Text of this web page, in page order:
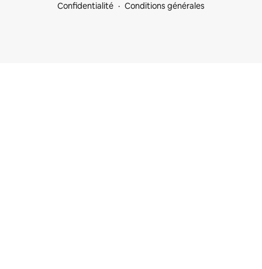
Confidentialité
Conditions générales